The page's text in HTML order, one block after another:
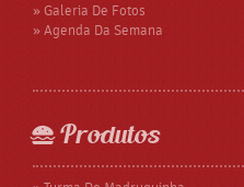
» Galeria De Fotos
» Agenda Da Semana
Produtos